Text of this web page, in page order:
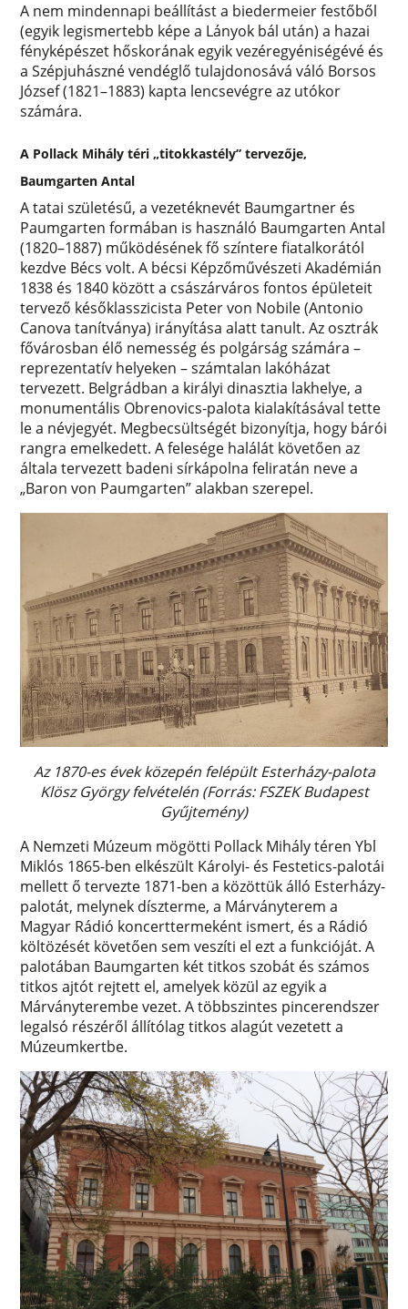
A nem mindennapi beállítást a biedermeier festőből
(egyik legismertebb képe a Lányok bál után) a hazai
fényképészet hőskorának egyik vezéregyéniségévé és
a Szépjuhászné vendéglő tulajdonosává váló Borsos
József (1821–1883) kapta lencsevégre az utókor
számára.
A Pollack Mihály téri „titokkastély” tervezője,
Baumgarten Antal
A tatai születésű, a vezetéknevét Baumgartner és
Paumgarten formában is használó Baumgarten Antal
(1820–1887) működésének fő színtere fiatalkorától
kezdve Bécs volt. A bécsi Képzőművészeti Akadémián
1838 és 1840 között a császárváros fontos épületeit
tervező későklasszicista Peter von Nobile (Antonio
Canova tanítványa) irányítása alatt tanult. Az osztrák
fővárosban élő nemesség és polgárság számára –
reprezentatív helyeken – számtalan lakóházat
tervezett. Belgrádban a királyi dinasztia lakhelye, a
monumentális Obrenovics-palota kialakításával tette
le a névjegyét. Megbecsültségét bizonyítja, hogy bárói
rangra emelkedett. A felesége halálát követően az
általa tervezett badeni sírkápolna feliratán neve a
„Baron von Paumgarten” alakban szerepel.
Az 1870-es évek közepén felépült Esterházy-palota
Klösz György felvételén (Forrás: FSZEK Budapest
Gyűjtemény)
A Nemzeti Múzeum mögötti Pollack Mihály téren Ybl
Miklós 1865-ben elkészült Károlyi- és Festetics-palotái
mellett ő tervezte 1871-ben a közöttük álló Esterházy-
palotát, melynek díszterme, a Márványterem a
Magyar Rádió koncerttermeként ismert, és a Rádió
költözését követően sem veszíti el ezt a funkcióját. A
palotában Baumgarten két titkos szobát és számos
titkos ajtót rejtett el, amelyek közül az egyik a
Márványterembe vezet. A többszintes pincerendszer
legalsó részéről állítólag titkos alagút vezetett a
Múzeumkertbe.